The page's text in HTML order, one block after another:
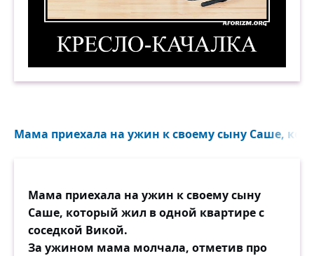
Мама приехала на ужин к своему сыну Саше,
Мама приехала на ужин к своему сыну
Саше, который жил в одной квартире с
соседкой Викой.
За ужином мама молчала, отметив про